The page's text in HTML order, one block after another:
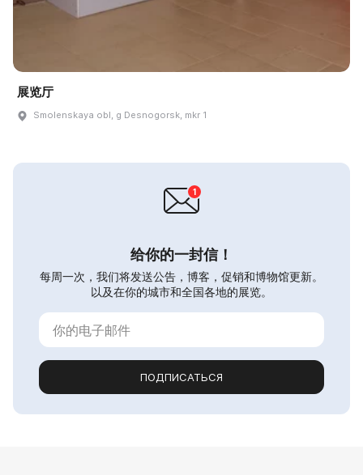
展览厅
Smolenskaya obl, g Desnogorsk, mkr 1
给你的一封信！
每周一次，我们将发送公告，博客，促销和博物馆更新。
以及在你的城市和全国各地的展览。
ПОДПИСАТЬСЯ